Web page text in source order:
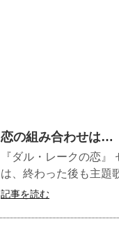
恋の組み合わせは…
『ダル・レークの恋
は、終わった後も主題
記事を読む